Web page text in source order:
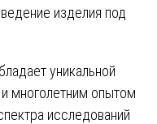
изделия под
уникальной
многолетним опытом
исследований